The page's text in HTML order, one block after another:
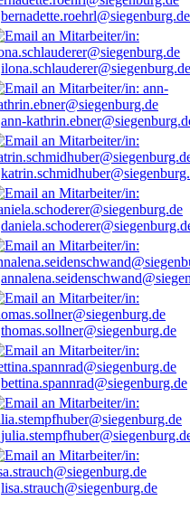
bernadette.roehrl@siegenburg.de
ilona.schlauderer@siegenburg.de
ann-
thomas.sollner@siegenburg.de
bettina.spannrad@siegenburg.de
lisa.strauch@siegenburg.de